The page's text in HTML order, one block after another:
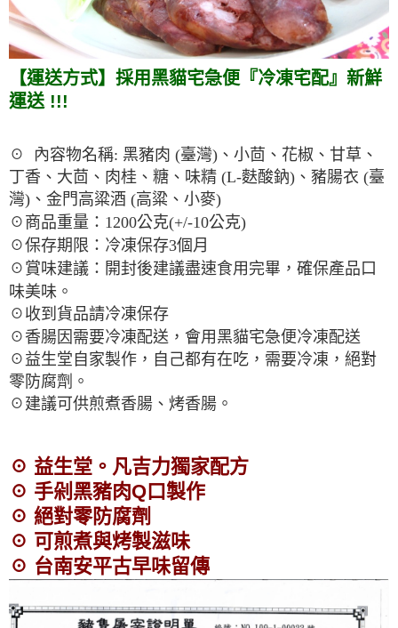
【運送方式】採用黑貓宅急便『冷凍宅配』新鮮
運送 !!!
☉ 內容物名稱: 黑豬肉 (臺灣)、小茴、花椒、甘草、
丁香、大茴、肉桂、糖、味精 (L-麩酸鈉)、豬腸衣 (臺
灣)、金門高粱酒 (高粱、小麥)
☉商品重量：1200公克(+/-10公克)
☉保存期限：冷凍保存3個月
☉賞味建議：開封後建議盡速食用完畢，確保產品口
味美味。
☉收到貨品請冷凍保存
☉香腸因需要冷凍配送，會用黑貓宅急便冷凍配送
☉益生堂自家製作， 自己都有在吃，需要冷凍，絕對
零防腐劑。
☉建議可供煎煮香腸、烤香腸。
☉ 益生堂。凡吉力獨家配方
☉ 手剁黑豬肉Q口製作
☉ 絕對零防腐劑
☉ 可煎煮與烤製滋味
☉ 台南安平古早味留傳